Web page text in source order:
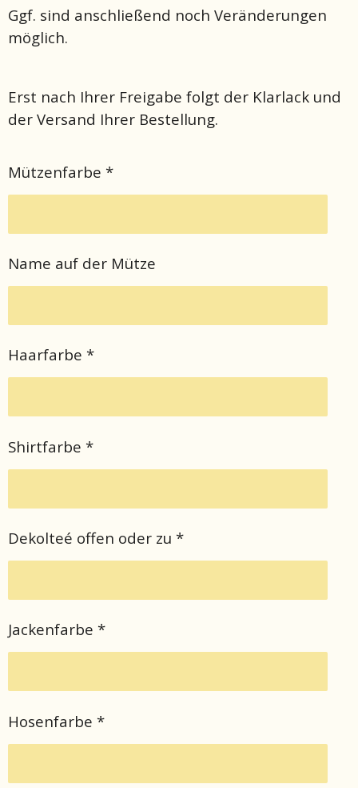
Ggf. sind anschließend noch Veränderungen
möglich.
Erst nach Ihrer Freigabe folgt der Klarlack und
der Versand Ihrer Bestellung.
Mützenfarbe *
Name auf der Mütze
Haarfarbe *
Shirtfarbe *
Dekolteé offen oder zu *
Jackenfarbe *
Hosenfarbe *